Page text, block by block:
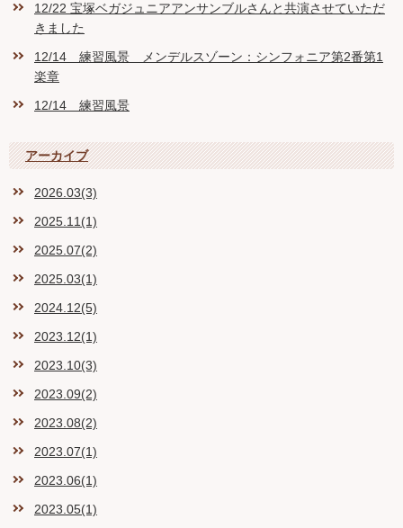
12/22 宝塚ベガジュニアアンサンブルさんと共演させていただ
きました
12/14 練習風景 メンデルスゾーン：シンフォニア第2番第1
楽章
12/14 練習風景
アーカイブ
2026.03(3)
2025.11(1)
2025.07(2)
2025.03(1)
2024.12(5)
2023.12(1)
2023.10(3)
2023.09(2)
2023.08(2)
2023.07(1)
2023.06(1)
2023.05(1)